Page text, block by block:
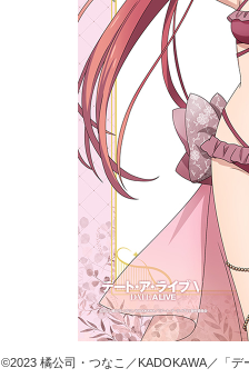
©2023 橘公司・つなこ／KADOKAWA／「